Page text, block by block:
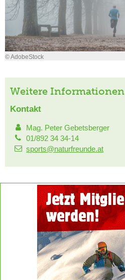
© AdobeStock
Weitere Informationen
Kontakt
Mag. Peter Gebetsberger
01/892 34 34-14
sports@naturfreunde.at